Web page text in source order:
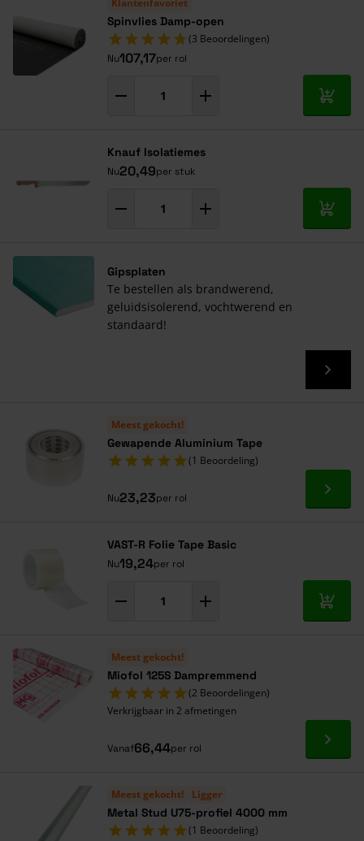
Spinvlies Damp-open
(3 Beoordelingen)
Nu107,17per rol
In
Knauf Isolatiemes
Nu20,49per stuk
In
Gipsplaten
Te bestellen als brandwerend,
geluidsisolerend, vochtwerend en
standaard!
Meest gekocht!
Gewapende Aluminium Tape
(1 Beoordeling)
Nu23,23per rol Ga
VAST-R Folie Tape Basic
Nu19,24per rol
In
Meest gekocht!
Miofol 125S Dampremmend
(2 Beoordelingen)
Verkrijgbaar in 2 afmetingen
Vanaf66,44per rol Ga
Meest gekocht! Ligger
Metal Stud U75-profiel 4000 mm
(1 Beoordeling)